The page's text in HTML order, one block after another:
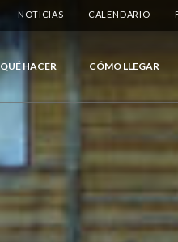
NOTICIAS CALENDARIO
QUÉ HACER CÓMO LLEGAR